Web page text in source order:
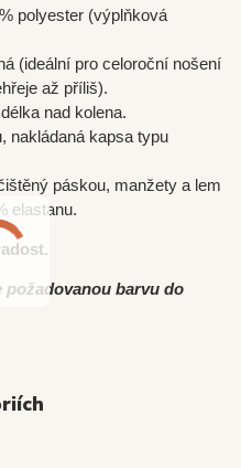
polyester (výplňková
(ideální pro celoroční nošení
až příliš).
nad kolena.
nakládaná kapsa typu
páskou, manžety a lem
elastanu.
barvu do